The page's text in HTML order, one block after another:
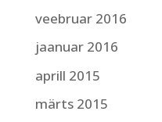
veebruar 2016
jaanuar 2016
aprill 2015
märts 2015